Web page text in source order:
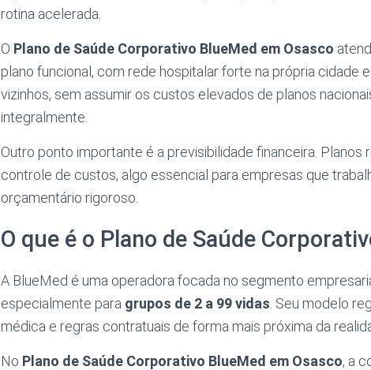
rotina acelerada.
O Plano de Saúde Corporativo BlueMed em Osasco
plano funcional, com rede hospitalar forte na própria cidade
vizinhos, sem assumir os custos elevados de planos
integralmente.
Outro ponto importante é a previsibilidade financeira.
controle de custos, algo essencial para empresas que
orçamentário rigoroso.
O que é o Plano de Saúde
A BlueMed é uma operadora focada no segmento
especialmente para grupos de 2 a 99 vidas . Seu modelo
médica e regras contratuais de forma mais próxima da
No Plano de Saúde Corporativo BlueMed em Osasco, a